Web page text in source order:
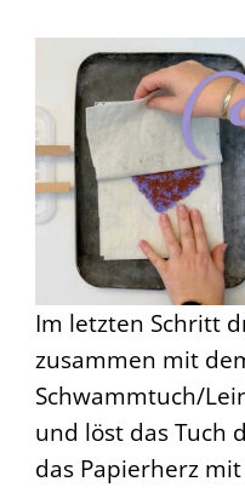
Im letzten Schritt
zusammen mit
Schwammtuch/
und löst das Tuch
das Papierherz